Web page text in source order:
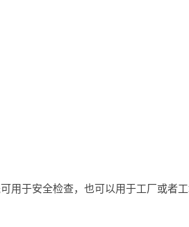
用于安全检查，也可以用于工厂或者